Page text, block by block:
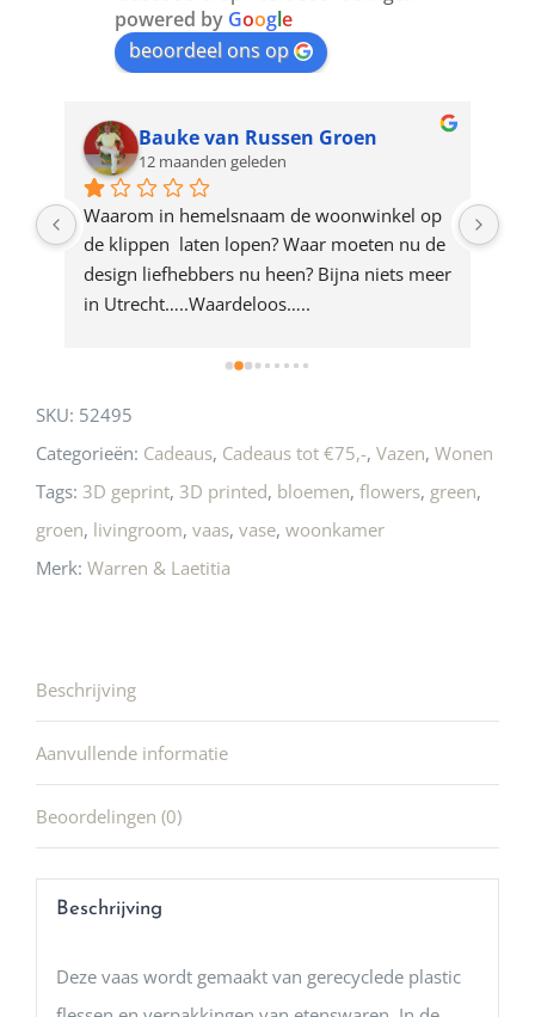
product
powered by Google
beoordeel ons op
Bauke van Russen Groen
12 maanden geleden
Waarom in hemelsnaam de woonwinkel op
de klippen  laten lopen? Waar moeten nu de
design liefhebbers nu heen? Bijna niets meer
in Utrecht…..Waardeloos…..
SKU: 52495
Categorieën: Cadeaus, Cadeaus tot €75,-, Vazen, Wonen
Tags: 3D geprint, 3D printed, bloemen, flowers, green,
groen, livingroom, vaas, vase, woonkamer
Merk: Warren & Laetitia
Beschrijving
Aanvullende informatie
Beoordelingen (0)
Beschrijving
Deze vaas wordt gemaakt van gerecyclede plastic